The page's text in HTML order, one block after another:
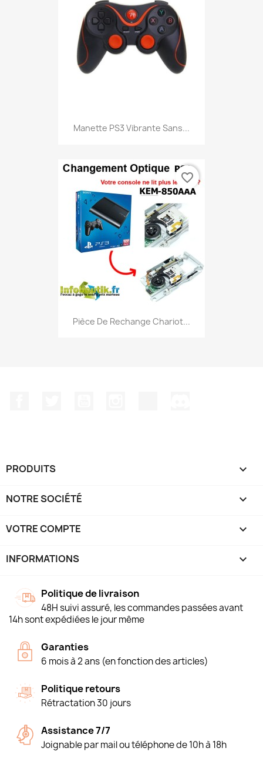
Manette PS3 Vibrante Sans...
Pièce De Rechange Chariot...
favorite_border
PRODUITS 
NOTRE SOCIÉTÉ 
VOTRE COMPTE 
INFORMATIONS keyboard_arrow_down
Politique de livraison
48H suivi assuré, les commandes passées avant
14h sont expédiées le jour même
Garanties
6 mois à 2 ans (en fonction des articles)
Politique retours
Rétractation 30 jours
Assistance 7/7
Joignable par mail ou téléphone de 10h à 18h